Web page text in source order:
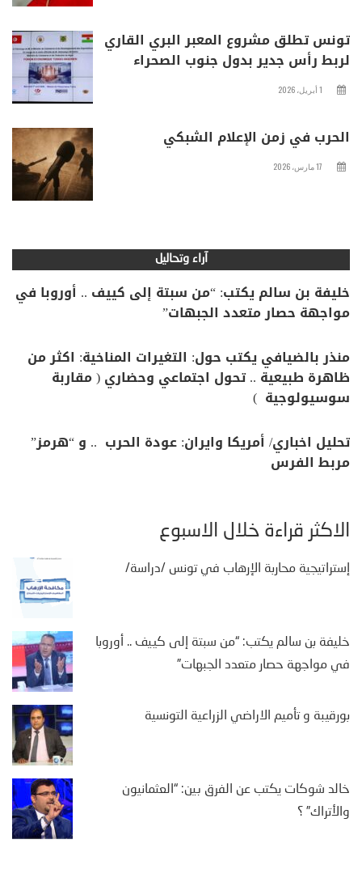
تونس تطلق مشروع المعبر البري القاري
لربط رأس جدير بدول جنوب الصحراء
1 أبريل، 2026
الحرب في زمن الإعلام الشبكي
17 مارس، 2026
آراء وتحاليل
خليفة بن سالم يكتب: “من سبتة إلى كييف .. أوروبا في
مواجهة حصار متعدد الجبهات”
منذر بالضيافي يكتب حول: التغيرات المناخية: اكثر من
ظاهرة طبيعية .. تحول اجتماعي وحضاري ( مقاربة
سوسيولوجية )
تحليل اخباري/ أمريكا وايران: عودة الحرب .. و “هرمز”
مربط الفرس
الأكثر قراءة خلال الأسبوع
إستراتيجية محاربة الإرهاب في تونس /دراسة/
خليفة بن سالم يكتب: “من سبتة إلى كييف .. أوروبا
في مواجهة حصار متعدد الجبهات”
بورقيبة و تأميم الاراضي الزراعية التونسية
خالد شوكات يكتب عن الفرق بين: “العثمانيون
والأتراك” ؟